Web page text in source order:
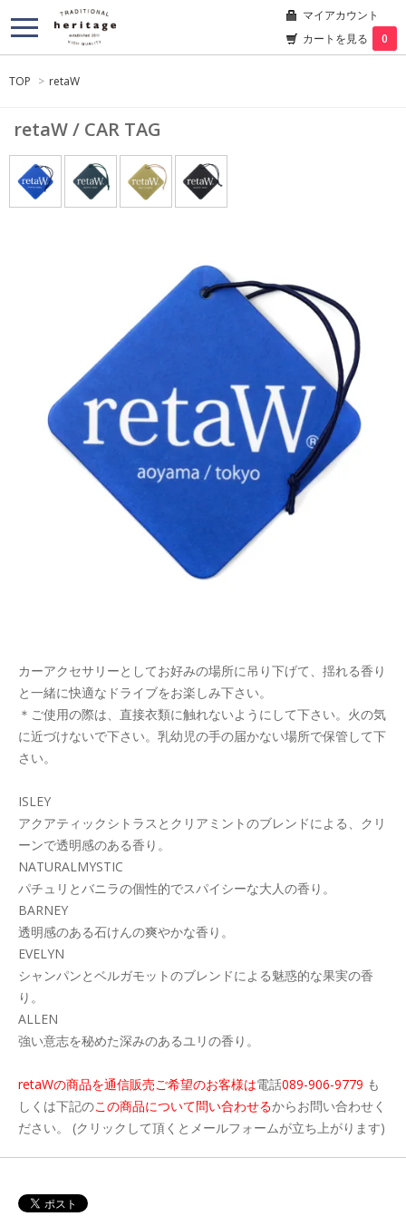
マイアカウント
カートを見る
0
TOP > retaW
retaW / CAR TAG
カーアクセサリーとしてお好みの場所に吊り下げて、揺れる香り
と一緒に快適なドライブをお楽しみ下さい。
＊ご使用の際は、直接衣類に触れないようにして下さい。火の気
に近づけないで下さい。乳幼児の手の届かない場所で保管して下
さい。
ISLEY
アクアティックシトラスとクリアミントのブレンドによる、クリ
ーンで透明感のある香り。
NATURALMYSTIC
パチュリとバニラの個性的でスパイシーな大人の香り。
BARNEY
透明感のある石けんの爽やかな香り。
EVELYN
シャンパンとベルガモットのブレンドによる魅惑的な果実の香
り。
ALLEN
強い意志を秘めた深みのあるユリの香り。
retaWの商品を通信販売ご希望のお客様は電話089-906-9779 も
しくは下記のこの商品について問い合わせるからお問い合わせく
ださい。 (クリックして頂くとメールフォームが立ち上がります)